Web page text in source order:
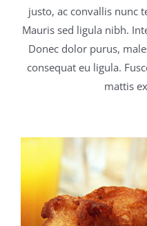
justo, ac convallis nunc
Mauris sed ligula nibh.
Donec dolor purus,
consequat eu ligula.
mattis